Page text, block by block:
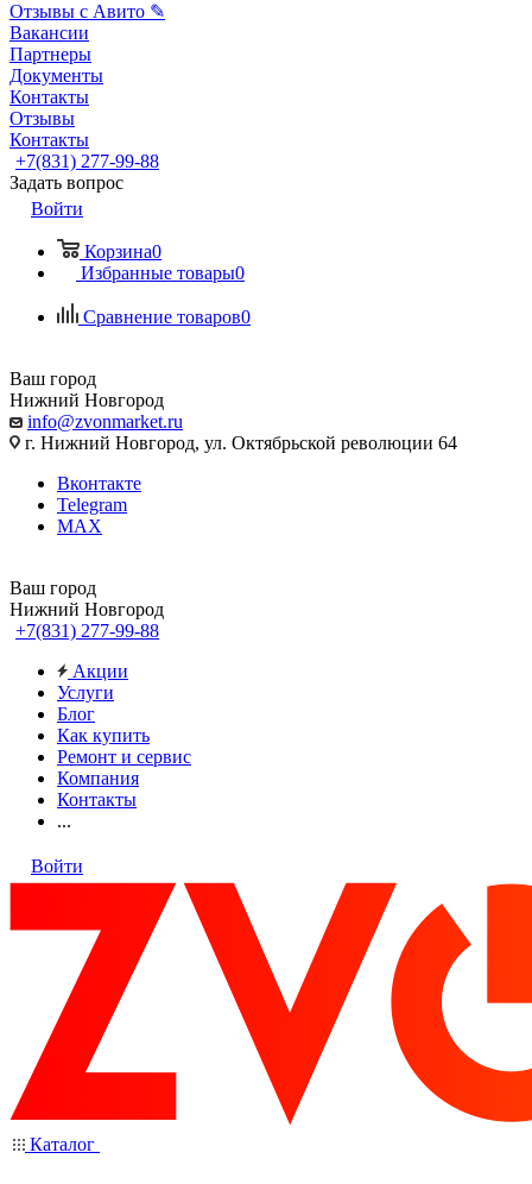
Отзывы с Авито ✎
Вакансии
Партнеры
Документы
Контакты
Отзывы
Контакты
+7(831) 277-99-88
Задать вопрос
Войти
Корзина0
Избранные товары0
Сравнение товаров0
Ваш город
Нижний Новгород
info@zvonmarket.ru
г. Нижний Новгород, ул. Октябрьской революции 64
Вконтакте
Telegram
MAX
Ваш город
Нижний Новгород
+7(831) 277-99-88
Акции
Услуги
Блог
Как купить
Ремонт и сервис
Компания
Контакты
...
Войти
Каталог